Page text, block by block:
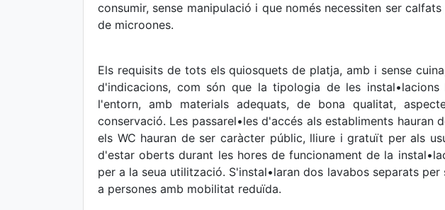
consumir, sense manipulació i que només necessiten ser
de microones.
Els requisits de tots els quiosquets de platja, amb i sense
d'indicacions, com són que la tipologia de les instal•lacions
l'entorn, amb materials adequats, de bona qualitat,
conservació. Les passarel•les d'accés als establiments hauran
els WC hauran de ser caràcter públic, lliure i gratuït per als
d'estar oberts durant les hores de funcionament de la
per a la seua utilització. S'instal•laran dos lavabos separats
a persones amb mobilitat reduïda.